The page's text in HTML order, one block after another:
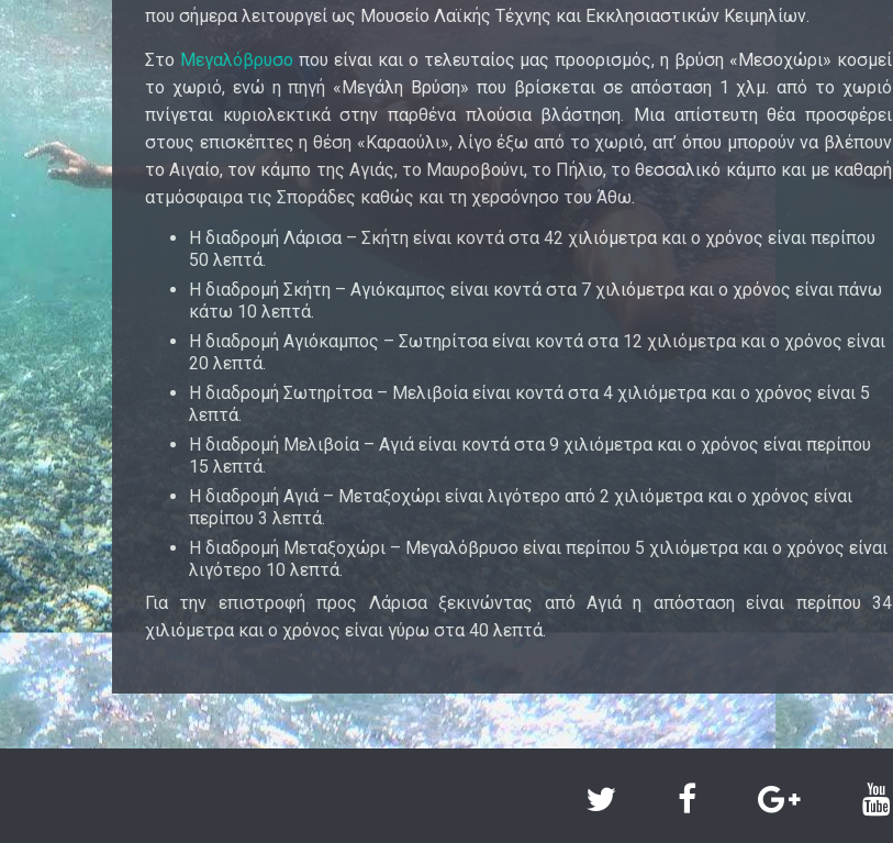
που σήμερα λειτουργεί ως Μουσείο Λαϊκής Τέχνης και Εκκλησιαστικών Κειμηλίων.
Στο Μεγαλόβρυσο που είναι και ο τελευταίος μας προορισμός, η βρύση «Μεσοχώρι» κοσμεί
το χωριό, ενώ η πηγή «Μεγάλη Βρύση» που βρίσκεται σε απόσταση 1 χλμ. από το χωριό
πνίγεται κυριολεκτικά στην παρθένα πλούσια βλάστηση. Μια απίστευτη θέα προσφέρει
στους επισκέπτες η θέση «Καραούλι», λίγο έξω από το χωριό, απ’ όπου μπορούν να βλέπουν
το Αιγαίο, τον κάμπο της Αγιάς, το Μαυροβούνι, το Πήλιο, το θεσσαλικό κάμπο και με καθαρή
ατμόσφαιρα τις Σποράδες καθώς και τη χερσόνησο του Άθω.
Η διαδρομή Λάρισα – Σκήτη είναι κοντά στα 42 χιλιόμετρα και ο χρόνος είναι περίπου
50 λεπτά.
Η διαδρομή Σκήτη – Αγιόκαμπος είναι κοντά στα 7 χιλιόμετρα και ο χρόνος είναι πάνω
κάτω 10 λεπτά.
Η διαδρομή Αγιόκαμπος – Σωτηρίτσα είναι κοντά στα 12 χιλιόμετρα και ο χρόνος είναι
20 λεπτά.
Η διαδρομή Σωτηρίτσα – Μελιβοία είναι κοντά στα 4 χιλιόμετρα και ο χρόνος είναι 5
λεπτά.
Η διαδρομή Μελιβοία – Αγιά είναι κοντά στα 9 χιλιόμετρα και ο χρόνος είναι περίπου
15 λεπτά.
Η διαδρομή Αγιά – Μεταξοχώρι είναι λιγότερο από 2 χιλιόμετρα και ο χρόνος είναι
περίπου 3 λεπτά.
Η διαδρομή Μεταξοχώρι – Μεγαλόβρυσο είναι περίπου 5 χιλιόμετρα και ο χρόνος είναι
λιγότερο 10 λεπτά.
Για την επιστροφή προς Λάρισα ξεκινώντας από Αγιά η απόσταση είναι περίπου 34
χιλιόμετρα και ο χρόνος είναι γύρω στα 40 λεπτά.